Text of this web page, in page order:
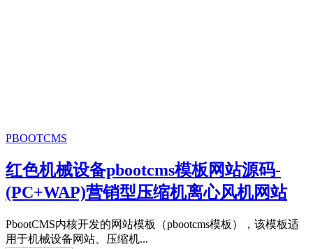
PBOOTCMS
红色机械设备pbootcms模板网站源码-
(PC+WAP)营销型压缩机离心风机网站
PbootCMS内核开发的网站模板（pbootcms模板），该模板适
用于机械设备网站、压缩机...